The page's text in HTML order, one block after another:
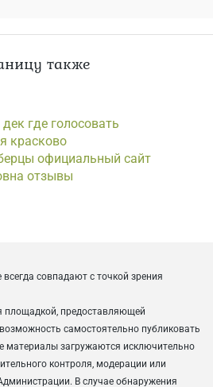
также
где голосовать
красково
официальный сайт
отзывы
совпадают с точкой зрения
площадкой, предоставляющей
самостоятельно публиковать
материалы загружаются исключительно
контроля, модерации или
В случае обнаружения